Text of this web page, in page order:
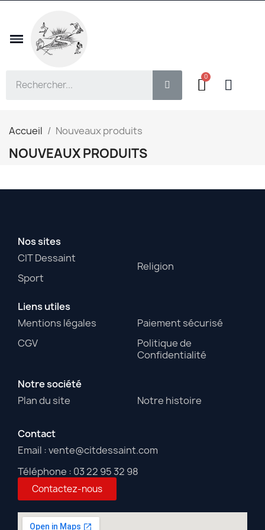
Accueil Nouveaux produits
NOUVEAUX PRODUITS
Nos sites
CIT Dessaint
Sport
Religion
Liens utiles
Mentions légales
CGV
Paiement sécurisé
Politique de
Confidentialité
Notre société
Plan du site
Notre histoire
Contact
Email : vente@citdessaint.com
Téléphone : 03 22 95 32 98
Contactez-nous